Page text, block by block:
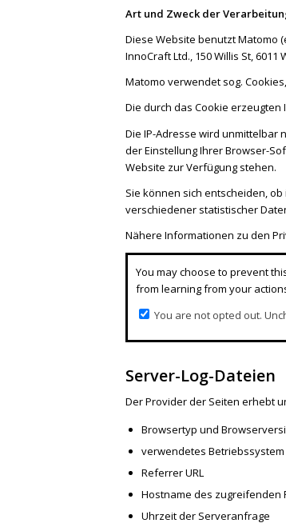
Art und Zweck der
Diese Website benutzt Matomo
InnoCraft Ltd., 150 Willis St,
Matomo verwendet sog.
Die durch das Cookie
Die IP-Adresse wird unmittelbar
der Einstellung Ihrer Browser-
Website zur Verfügung stehen.
Sie können sich entscheiden,
verschiedener statistischer
Nähere Informationen zu den
You may choose to prevent
from learning from your
You are not opted out.
Server-Log-Dateien
Der Provider der Seiten erhebt
Browsertyp und
verwendetes Betriebssystem
Referrer URL
Hostname des zugreifenden
Uhrzeit der Serveranfrage